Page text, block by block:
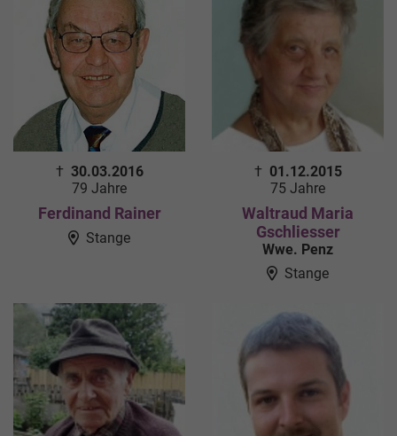
† 30.03.2016
79 Jahre
Ferdinand Rainer
Stange
† 01.12.2015
75 Jahre
Waltraud Maria
Gschliesser
Wwe. Penz
Stange